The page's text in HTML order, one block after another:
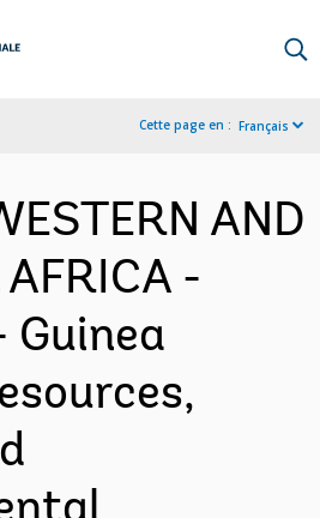
Cette page en : Français
AND
-
Guinea